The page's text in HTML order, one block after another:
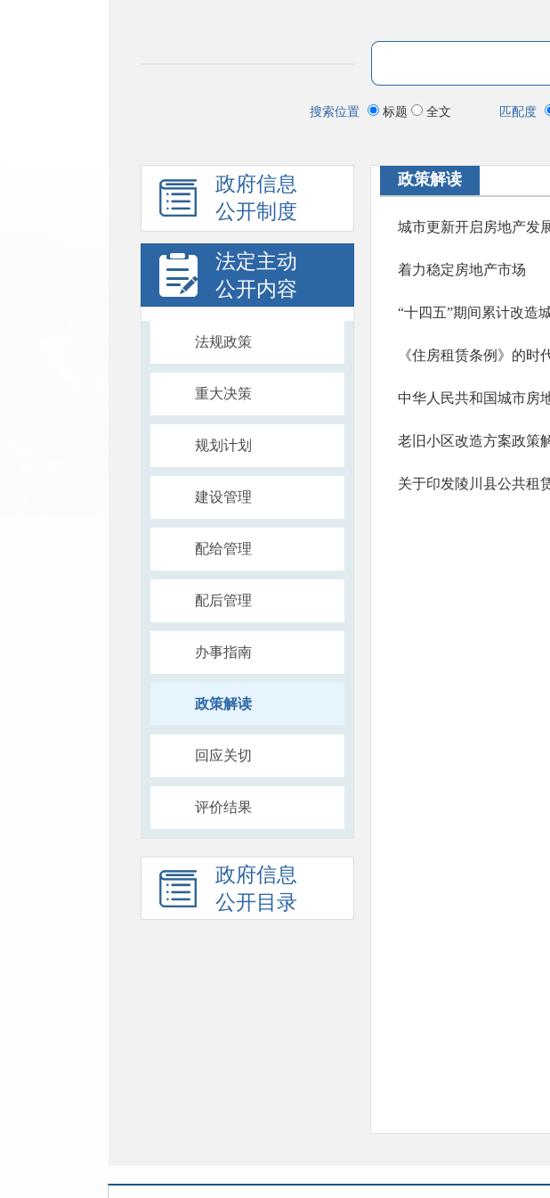
搜索位置 标题 全文 匹配度
政府信息
公开制度
法定主动
公开内容
法规政策
重大决策
规划计划
建设管理
配给管理
配后管理
办事指南
政策解读
回应关切
评价结果
政府信息
公开目录
政策解读
城市更新开启房地产发
着力稳定房地产市场
《住房租赁条例》的时
中华人民共和国城市房
老旧小区改造方案政策
关于印发陵川县公共租